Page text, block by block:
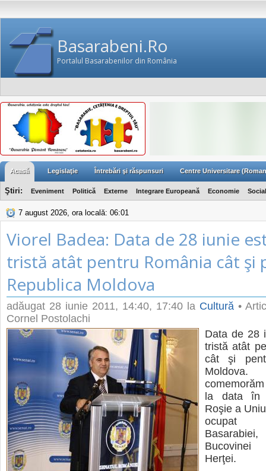
Basarabeni.Ro
Portalul Basarabenilor din România
Acasă Legislaţie Întrebări şi răspunsuri Centre Universitare
Ştiri: Eveniment Politică Externe Integrare Europeană Economie Social
7 august 2026, ora locală: 06:01
Viorel Badea: Data de 28 iunie
tristă atât pentru România cât şi
Republica Moldova
adăugat 28 iunie 2011, 14:40, 17:40 la Cultură •
Cornel Postolachi
Data de 28
tristă atât
cât şi
la data în
Roşie a
ocupat
Herţei.